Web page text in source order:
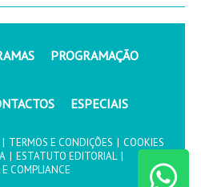
PROGRAMAÇÃO
ESPECIAIS
| TERMOS E CONDIÇÕES | COOKIES
| ESTATUTO EDITORIAL |
COMPLIANCE